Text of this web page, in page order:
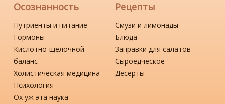
Осознанность
Нутриенты и питание
Гормоны
Кислотно-щелочной
баланс
Холистическая медицина
Психология
Ох уж эта наука
Рецепты
Смузи и лимонады
Блюда
Заправки для салатов
Сыроедческое
Десерты